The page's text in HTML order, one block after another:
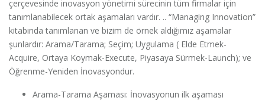
çerçevesinde inovasyon yönetimi sürecinin tüm firmalar için
tanımlanabilecek ortak aşamaları vardır. .. “Managing Innovation”
kitabında tanımlanan ve bizim de örnek aldığımız aşamalar
şunlardır: Arama/Tarama; Seçim; Uygulama ( Elde Etmek-
Acquire, Ortaya Koymak-Execute, Piyasaya Sürmek-Launch); ve
Öğrenme-Yeniden İnovasyondur.
Arama-Tarama Aşaması: İnovasyonun ilk aşaması